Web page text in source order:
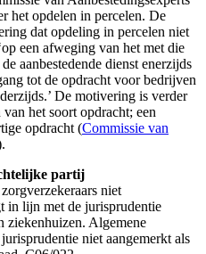
het opdelen in percelen. De
dat opdeling in percelen niet
een afweging van het met die
aanbestedende dienst enerzijds
tot de opdracht voor bedrijven
De motivering is verder
het soort opdracht; een
opdracht (Commissie van
partij
niet
in lijn met de jurisprudentie
ziekenhuizen. Algemene
niet aangemerkt als